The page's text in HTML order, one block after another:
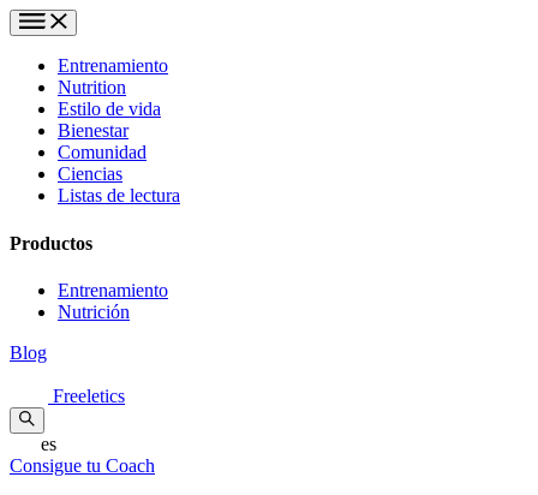
Entrenamiento
Nutrition
Estilo de vida
Bienestar
Comunidad
Ciencias
Listas de lectura
Productos
Entrenamiento
Nutrición
Blog
Freeletics
es
Consigue tu Coach